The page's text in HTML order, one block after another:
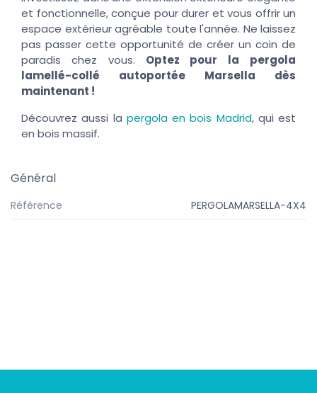
et fonctionnelle, conçue pour durer et vous offrir un
espace extérieur agréable toute l'année. Ne laissez
pas passer cette opportunité de créer un coin de
paradis chez vous. Optez pour la
pergola
lamellé-collé autoportée Marsella dès
maintenant !
Découvrez aussi la pergola en bois Madrid, qui est
en bois massif.
Général
Référence PERGOLAMARSELLA-4X4